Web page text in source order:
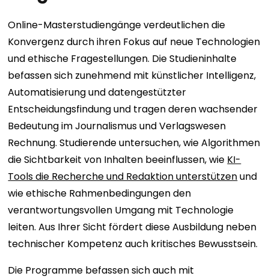
Online-Masterstudiengänge verdeutlichen die
Konvergenz durch ihren Fokus auf neue Technologien
und ethische Fragestellungen. Die Studieninhalte
befassen sich zunehmend mit künstlicher Intelligenz,
Automatisierung und datengestützter
Entscheidungsfindung und tragen deren wachsender
Bedeutung im Journalismus und Verlagswesen
Rechnung. Studierende untersuchen, wie Algorithmen
die Sichtbarkeit von Inhalten beeinflussen, wie KI-
Tools die Recherche und Redaktion unterstützenund
wie ethische Rahmenbedingungen den
verantwortungsvollen Umgang mit Technologie
leiten. Aus Ihrer Sicht fördert diese Ausbildung neben
technischer Kompetenz auch kritisches Bewusstsein.
Die Programme befassen sich auch mit